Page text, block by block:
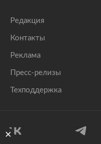
Редакция
Контакты
Реклама
Пресс-релизы
Техподдержка